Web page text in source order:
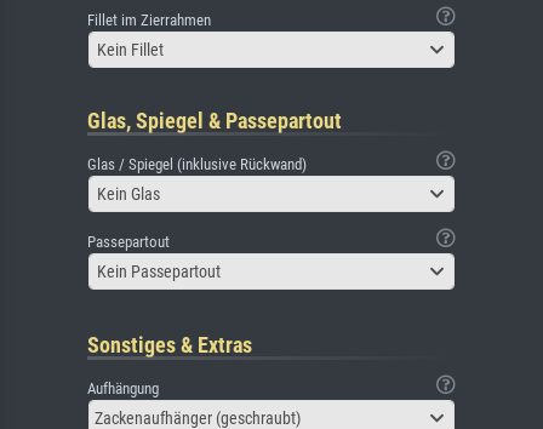
Fillet im Zierrahmen
Kein Fillet
Glas, Spiegel & Passepartout
Glas / Spiegel (inklusive Rückwand)
Kein Glas
Passepartout
Kein Passepartout
Sonstiges & Extras
Aufhängung
Zackenaufhänger (geschraubt)